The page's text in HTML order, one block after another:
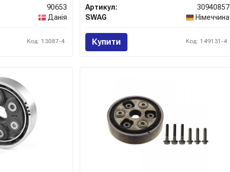
90653
Данія
Код: 13087-4
Артикул:
30940857
SWAG
Німеччина
Купити Код: 149131-4